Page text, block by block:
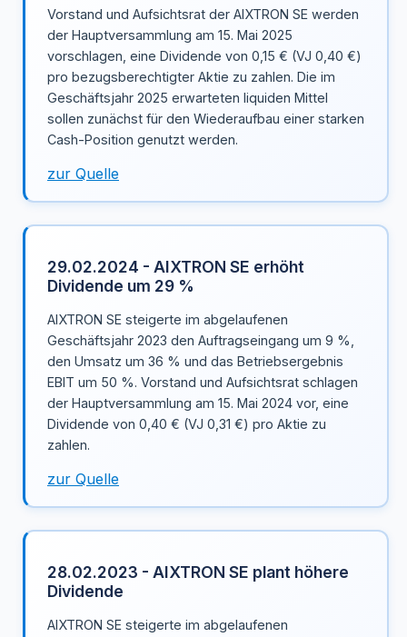
Vorstand und Aufsichtsrat der AIXTRON SE werden
der Hauptversammlung am 15. Mai 2025
vorschlagen, eine Dividende von 0,15 € (VJ 0,40 €)
pro bezugsberechtigter Aktie zu zahlen. Die im
Geschäftsjahr 2025 erwarteten liquiden Mittel
sollen zunächst für den Wiederaufbau einer starken
Cash-Position genutzt werden.
zur Quelle
29.02.2024 - AIXTRON SE erhöht
Dividende um 29 %
AIXTRON SE steigerte im abgelaufenen
Geschäftsjahr 2023 den Auftragseingang um 9 %,
den Umsatz um 36 % und das Betriebsergebnis
EBIT um 50 %. Vorstand und Aufsichtsrat schlagen
der Hauptversammlung am 15. Mai 2024 vor, eine
Dividende von 0,40 € (VJ 0,31 €) pro Aktie zu
zahlen.
zur Quelle
28.02.2023 - AIXTRON SE plant höhere
Dividende
AIXTRON SE steigerte im abgelaufenen